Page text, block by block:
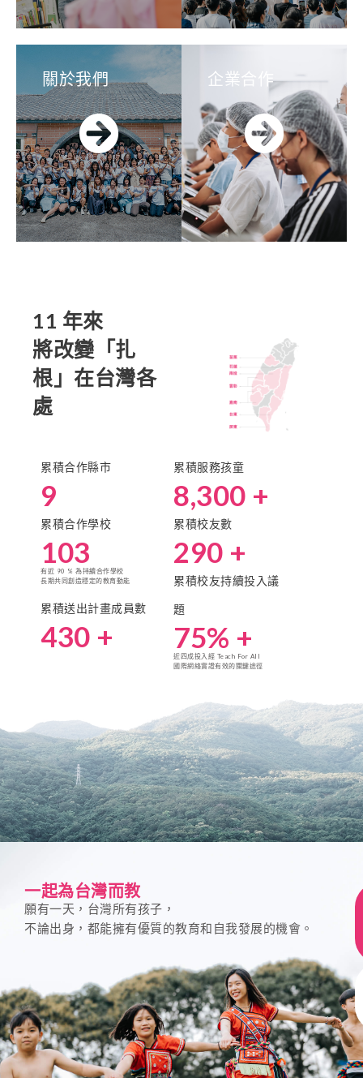
關於我們 企業合作
11 年來
將改變「扎
根」在台灣各
處
累積合作縣市
9
累積合作學校
103
有近 90 % 為持續合作學校
長期共同創造穩定的教育動能
累積送出計畫成員數
430 +
累積服務孩童
8,300 +
累積校友數
290 +
累積校友持續投入議
題
75% +
近四成投入經 Teach For All
國際網絡實證有效的關鍵途徑
一起為台灣而教
願有一天，台灣所有孩子，
不論出身，都能擁有優質的教育和自我發展的機會。